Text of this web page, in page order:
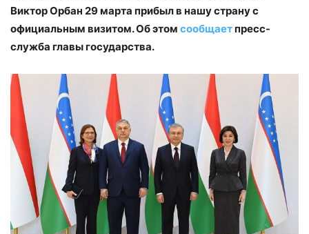
Виктор Орбан 29 марта прибыл в нашу страну с
официальным визитом. Об этом сообщаетпресс-
служба главы государства.